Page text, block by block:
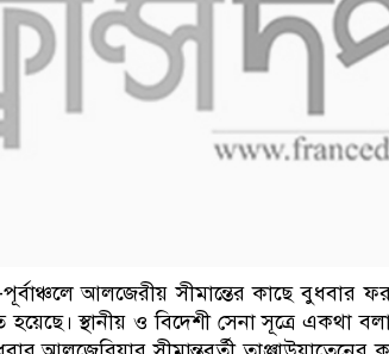
আলজেরীয় সীমান্তের কাছে বুধবার
হয়েছে। স্থানীয় ও বিদেশী সেনা সূত্রে একথা